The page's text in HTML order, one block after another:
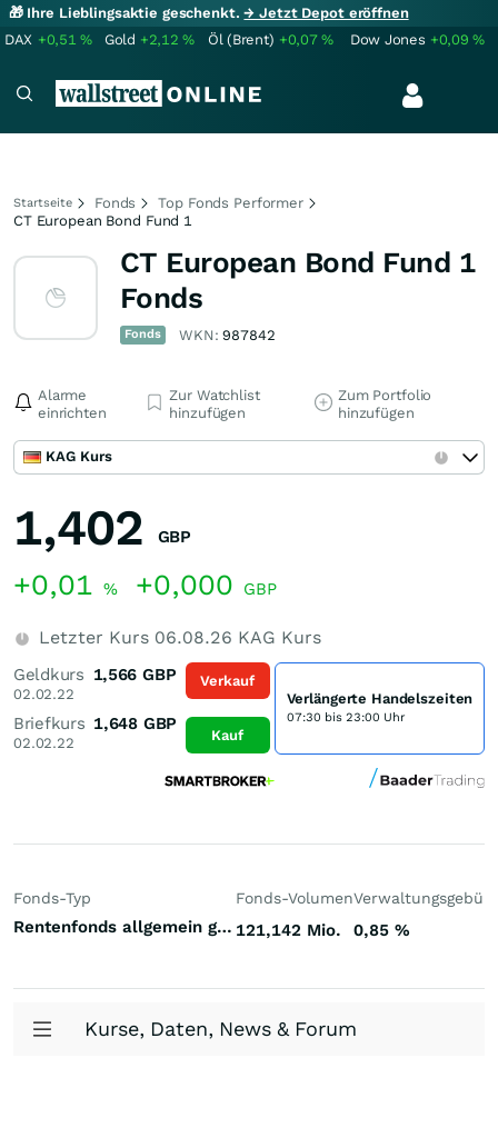
🎁 Ihre Lieblingsaktie geschenkt.→ Jetzt Depot eröffnen
DAX +0,51% Gold +2,12% Öl (Brent) +0,07% Dow Jones +0,09%
Startseite Fonds
Top Fonds Performer
CT European Bond Fund 1
CT European Bond Fund 1
Fonds
Fonds WKN:987842
Alarme
einrichten
Zur Watchlist
hinzufügen
Zum Portfolio
hinzufügen
KAG Kurs
1,402 GBP
+0,01 % +0,000 GBP
Letzter Kurs 06.08.26 KAG Kurs
Geldkurs
02.02.22
1,566 GBP
Briefkurs
02.02.22
1,648 GBP
Verkauf
Kauf
Verlängerte Handelszeiten
07:30 bis 23:00 Uhr
Fonds-Typ
Rentenfonds allgemein gemischte Laufzeiten Europa Hartwährungen (Europa)
Fonds-Volumen
121,142 Mio. 0,85 %
Kurse, Daten, News & Forum